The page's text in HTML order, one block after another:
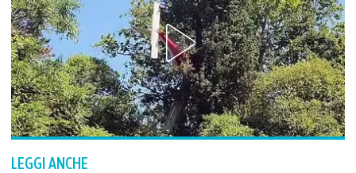
LEGGI ANCHE